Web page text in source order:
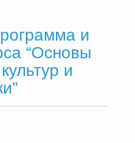
и
“Основы
и